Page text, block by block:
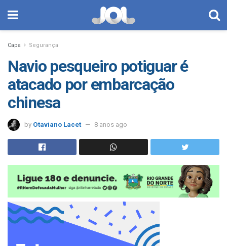
Capa Segurança
Navio pesqueiro potiguar é
atacado por embarcação
chinesa
by Otaviano Lacet 8 anos ago